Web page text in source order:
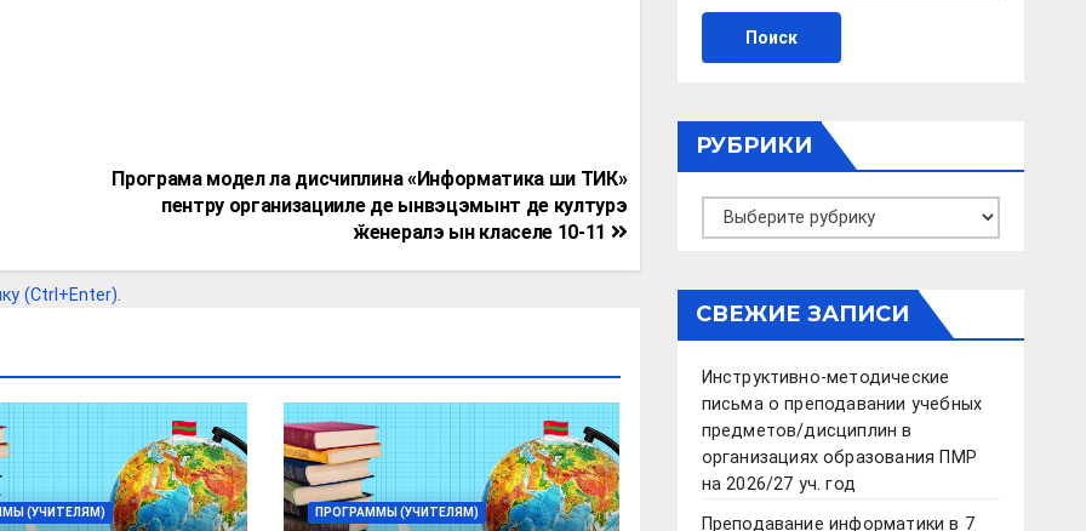
Програма модел ла дисчиплина «Информатика ши ТИК»
пентру организацииле де ынвэцэмынт де културэ
ӂенералэ ын класеле 10-11
(Ctrl+Enter).
(УЧИТЕЛЯМ) ПРОГРАММЫ (УЧИТЕЛЯМ)
РУБРИКИ
Рубрики
СВЕЖИЕ ЗАПИСИ
Инструктивно-методические
письма о преподавании учебных
предметов/дисциплин в
организациях образования ПМР
на 2026/27 уч. год
Преподавание информатики в 7